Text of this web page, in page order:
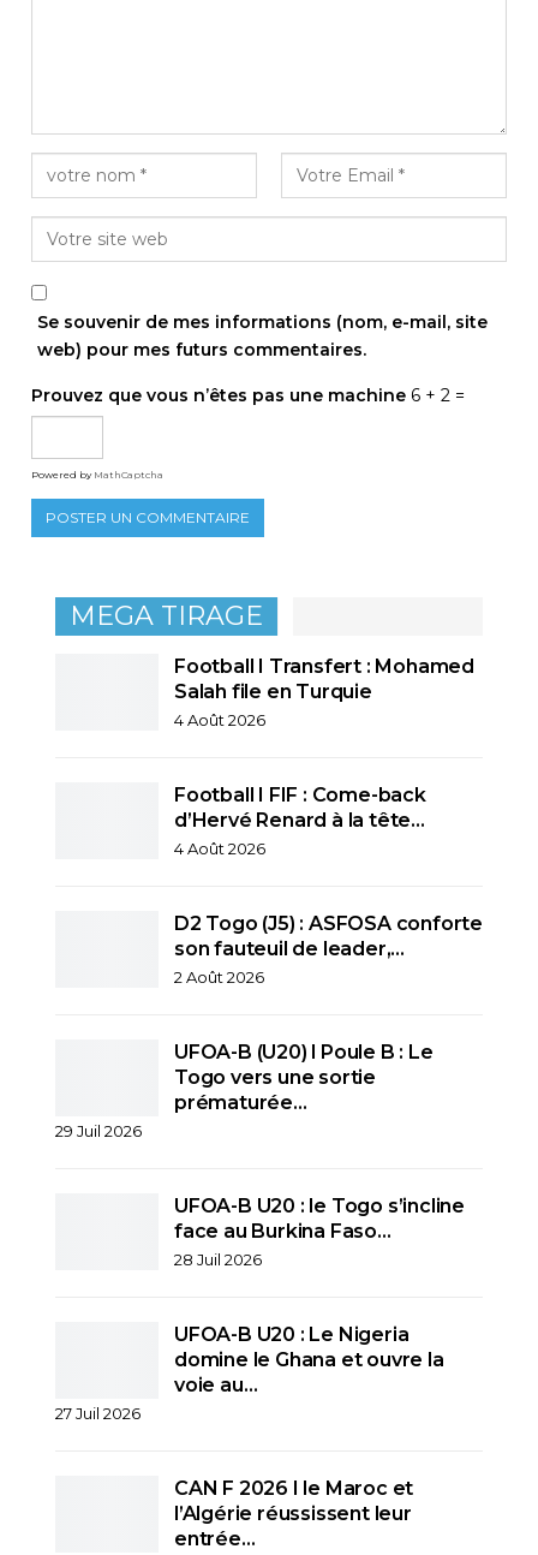
Se souvenir de mes informations (nom, e-mail, site
web) pour mes futurs commentaires.
Prouvez que vous n’êtes pas une machine 6 + 2 =
Powered by MathCaptcha
MEGA TIRAGE
Football I Transfert : Mohamed
Salah file en Turquie
4 Août 2026
Football I FIF : Come-back
d’Hervé Renard à la tête…
4 Août 2026
D2 Togo (J5) : ASFOSA conforte
son fauteuil de leader,…
2 Août 2026
UFOA-B (U20) l Poule B : Le
Togo vers une sortie
prématurée…
29 Juil 2026
UFOA-B U20 : le Togo s’incline
face au Burkina Faso…
28 Juil 2026
UFOA-B U20 : Le Nigeria
domine le Ghana et ouvre la
voie au…
27 Juil 2026
CAN F 2026 I le Maroc et
l’Algérie réussissent leur
entrée…